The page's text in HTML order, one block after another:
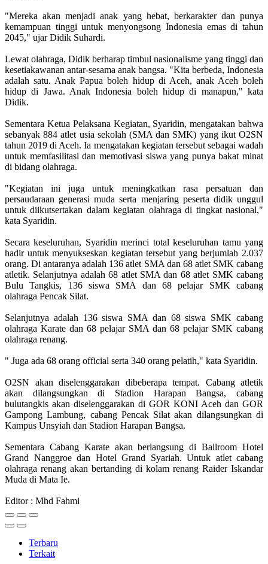
"Mereka akan menjadi anak yang hebat, berkarakter dan punya
kemampuan tinggi untuk menyongsong Indonesia emas di tahun
2045," ujar Didik Suhardi.
Lewat olahraga, Didik berharap timbul nasionalisme yang tinggi dan
kesetiakawanan antar-sesama anak bangsa. "Kita berbeda, Indonesia
adalah satu. Anak Papua boleh hidup di Aceh, anak Aceh boleh
hidup di Jawa. Anak Indonesia boleh hidup di manapun," kata
Didik.
Sementara Ketua Pelaksana Kegiatan, Syaridin, mengatakan bahwa
sebanyak 884 atlet usia sekolah (SMA dan SMK) yang ikut O2SN
tahun 2019 di Aceh. Ia mengatakan kegiatan tersebut sebagai wadah
untuk memfasilitasi dan memotivasi siswa yang punya bakat minat
di bidang olahraga.
"Kegiatan ini juga untuk meningkatkan rasa persatuan dan
persaudaraan generasi muda serta menjaring peserta didik unggul
untuk diikutsertakan dalam kegiatan olahraga di tingkat nasional,"
kata Syaridin.
Secara keseluruhan, Syaridin merinci total keseluruhan tamu yang
hadir untuk menyukseskan kegiatan tersebut yang berjumlah 2.037
orang. Di antaranya adalah 136 atlet SMA dan 68 atlet SMK cabang
atletik. Selanjutnya adalah 68 atlet SMA dan 68 atlet SMK cabang
Bulu Tangkis, 136 siswa SMA dan 68 pelajar SMK cabang
olahraga Pencak Silat.
Selanjutnya adalah 136 siswa SMA dan 68 siswa SMK cabang
olahraga Karate dan 68 pelajar SMA dan 68 pelajar SMK cabang
olahraga renang.
" Juga ada 68 orang official serta 340 orang pelatih," kata Syaridin.
O2SN akan diselenggarakan dibeberapa tempat. Cabang atletik
akan dilangsungkan di Stadion Harapan Bangsa, cabang
bulutangkis akan diselenggarakan di GOR KONI Aceh dan GOR
Gampong Lambung, cabang Pencak Silat akan dilangsungkan di
Kampus Unsyiah dan Stadion Harapan Bangsa.
Sementara Cabang Karate akan berlangsung di Ballroom Hotel
Grand Nanggroe dan Hotel Grand Syariah. Untuk atlet cabang
olahraga renang akan bertanding di kolam renang Raider Iskandar
Muda di Mata Ie.
Editor : Mhd Fahmi
Terbaru
Terkait